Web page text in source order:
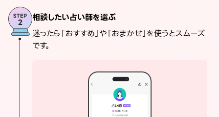
相談したい占い師を選ぶ
迷ったら「おすすめ」や「おまかせ」を使うとスムーズ
です。